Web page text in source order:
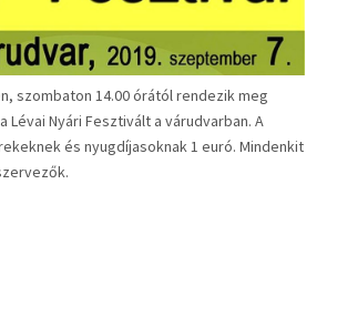
szombaton 14.00 órától rendezik meg
Lévai Nyári Fesztivált a várudvarban. A
és nyugdíjasoknak 1 euró. Mindenkit